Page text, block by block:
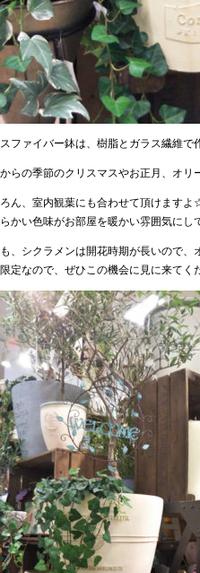
ファイバー鉢は、樹脂とガラス繊維で
らの季節のクリスマスやお正月、オリ
ん、室内観葉にも合わせて頂けますよ
かい色味がお部屋を暖かい雰囲気にし
、シクラメンは開花時期が長いので
定なので、ぜひこの機会に見に来てく